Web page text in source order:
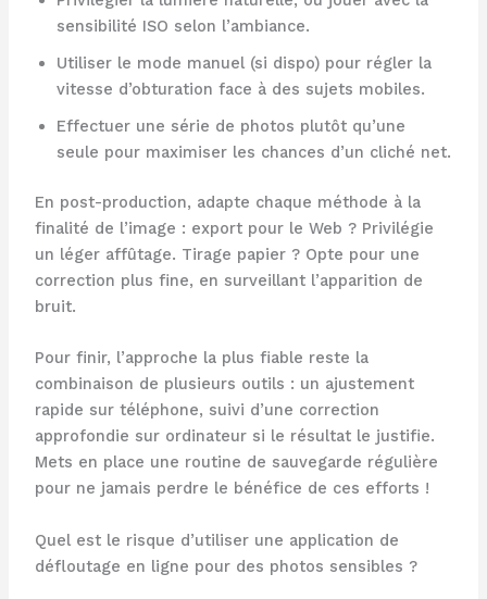
sensibilité ISO selon l’ambiance.
Utiliser le mode manuel (si dispo) pour régler la
vitesse d’obturation face à des sujets mobiles.
Effectuer une série de photos plutôt qu’une
seule pour maximiser les chances d’un cliché net.
En post-production, adapte chaque méthode à la
finalité de l’image : export pour le Web ? Privilégie
un léger affûtage. Tirage papier ? Opte pour une
correction plus fine, en surveillant l’apparition de
bruit.
Pour finir, l’approche la plus fiable reste la
combinaison de plusieurs outils : un ajustement
rapide sur téléphone, suivi d’une correction
approfondie sur ordinateur si le résultat le justifie.
Mets en place une routine de sauvegarde régulière
pour ne jamais perdre le bénéfice de ces efforts !
Quel est le risque d’utiliser une application de
défloutage en ligne pour des photos sensibles ?